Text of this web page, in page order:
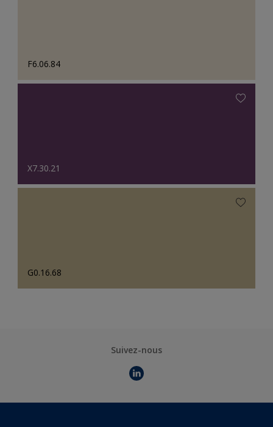
F6.06.84
X7.30.21
G0.16.68
Suivez-nous